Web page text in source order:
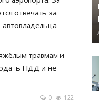
отвечать за
травмам и
ПДД и не
0 122